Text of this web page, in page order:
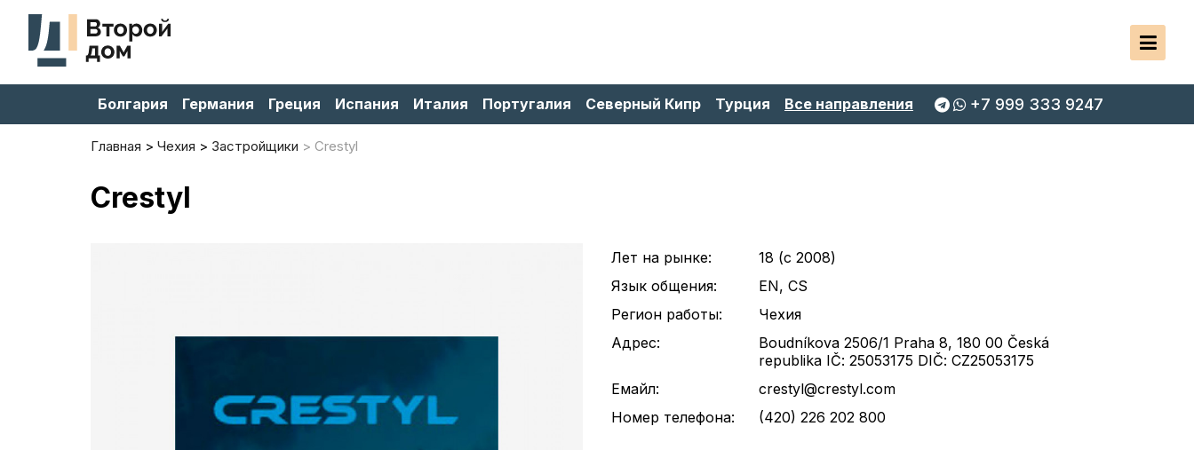
Болгария Германия Греция Испания Италия Португалия Северный Кипр Турция Все направления +7 999 333 9247
Главная Чехия Застройщики Crestyl
Crestyl
Лет на рынке:
18 (c 2008)
Язык общения:
EN, CS
Регион работы:
Чехия
Адрес:
Boudníkova 2506/1 Praha 8, 180 00 Česká
republika IČ: 25053175 DIČ: CZ25053175
Емайл:
crestyl@crestyl.com
Номер телефона:
(420) 226 202 800